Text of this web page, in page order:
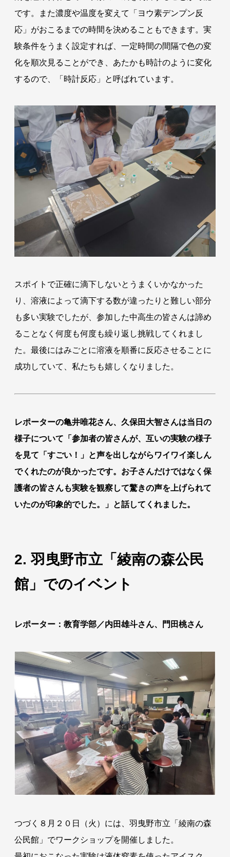
です。また濃度や温度を変えて「ヨウ素デンプン反
応」がおこるまでの時間を決めることもできます。実
験条件をうまく設定すれば、一定時間の間隔で色の変
化を順次見ることができ、あたかも時計のように変化
するので、「時計反応」と呼ばれています。
スポイトで正確に滴下しないとうまくいかなかった
り、溶液によって滴下する数が違ったりと難しい部分
も多い実験でしたが、参加した中高生の皆さんは諦め
ることなく何度も何度も繰り返し挑戦してくれまし
た。最後にはみごとに溶液を順番に反応させることに
成功していて、私たちも嬉しくなりました。
レポーターの亀井唯花さん、久保田大智さんは当日の
様子について「参加者の皆さんが、互いの実験の様子
を見て「すごい！」と声を出しながらワイワイ楽しん
でくれたのが良かったです。お子さんだけではなく保
護者の皆さんも実験を観察して驚きの声を上げられて
いたのが印象的でした。」と話してくれました。
2.羽曳野市立「綾南の森公民
館」でのイベント
レポーター：教育学部／内田雄斗さん、門田桃さん
つづく８月２０日（火）には、羽曳野市立「綾南の森
公民館」でワークショップを開催しました。